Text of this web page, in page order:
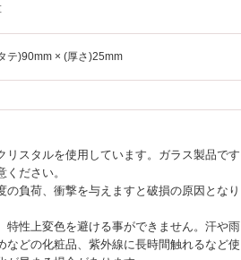
テ)90mm × (厚さ)25mm
スタルを使用しています。ガラス製品です
ださい。
負荷、衝撃を与えますと破損の原因となり
性上変色を避ける事ができません。汗や雨
などの化粧品、紫外線に長時間触れるなど使